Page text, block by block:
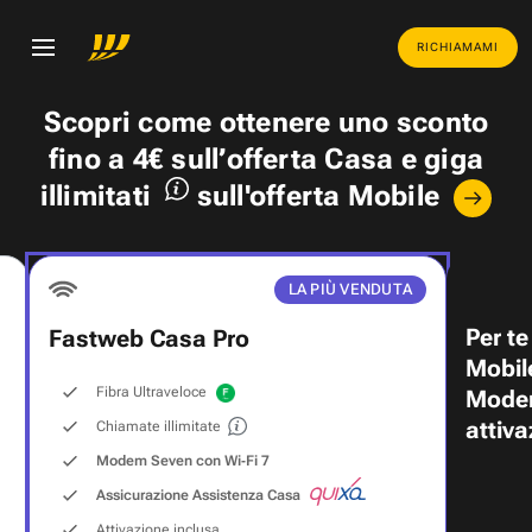
RICHIAMAMI
Scopri come ottenere uno sconto
fino a 4€ sull’offerta Casa egiga
illimitati
sull'offerta Mobile
LA PIÙ VENDUTA
Fastweb Casa Pro
Fibra Ultraveloce
Chiamate illimitate
Modem Seven con Wi‑Fi 7
Assicurazione Assistenza Casa
Per